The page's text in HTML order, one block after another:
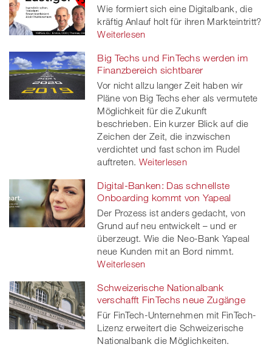
Wie formiert sich eine Digitalbank, die
kräftig Anlauf holt für ihren Markteintritt?
Weiterlesen
Big Techs und FinTechs werden im
Finanzbereich sichtbarer
Vor nicht allzu langer Zeit haben wir
Pläne von Big Techs eher als vermutete
Möglichkeit für die Zukunft
beschrieben. Ein kurzer Blick auf die
Zeichen der Zeit, die inzwischen
verdichtet und fast schon im Rudel
auftreten. Weiterlesen
Digital-Banken: Das schnellste
Onboarding kommt von Yapeal
Der Prozess ist anders gedacht, von
Grund auf neu entwickelt – und er
überzeugt. Wie die Neo-Bank Yapeal
neue Kunden mit an Bord nimmt.
Weiterlesen
Schweizerische Nationalbank
verschafft FinTechs neue Zugänge
Für FinTech-Unternehmen mit FinTech-
Lizenz erweitert die Schweizerische
Nationalbank die Möglichkeiten.